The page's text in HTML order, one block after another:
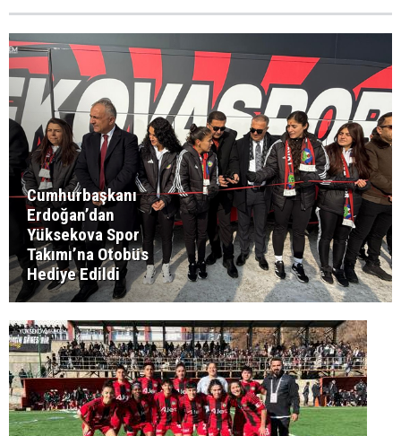
Cumhurbaşkanı
Erdoğan’dan
Yüksekova Spor
Takımı’na Otobüs
Hediye Edildi